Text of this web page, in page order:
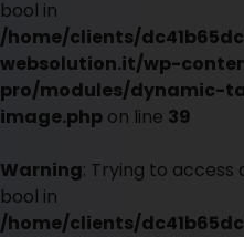
bool in
/home/clients/
websolution.it/wp-
pro/modules/dynamic-
image.php on line 39
Warning: Trying to
bool in
/home/clients/